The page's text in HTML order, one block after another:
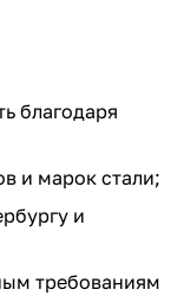
благодаря
и марок стали;
и
требованиям